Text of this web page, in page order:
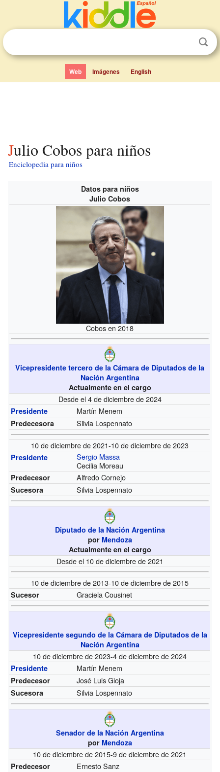
Web Imágenes English
Julio Cobos para niños
Enciclopedia para niños
Datos para niños
Julio Cobos
Cobos en 2018
Vicepresidente tercero de la Cámara de Diputados de la
Nación Argentina
Actualmente en el cargo
Desde el 4 de diciembre de 2024
Presidente Martín Menem
Predecesora Silvia Lospennato
10 de diciembre de 2021-10 de diciembre de 2023
Presidente
Sergio Massa
Cecilia Moreau
Predecesor Alfredo Cornejo
Sucesora Silvia Lospennato
Diputado de la Nación Argentina
por Mendoza
Actualmente en el cargo
Desde el 10 de diciembre de 2021
10 de diciembre de 2013-10 de diciembre de 2015
Sucesor Graciela Cousinet
Vicepresidente segundo de la Cámara de Diputados de la
Nación Argentina
10 de diciembre de 2023-4 de diciembre de 2024
Presidente Martín Menem
Predecesor José Luis Gioja
Sucesora Silvia Lospennato
Senador de la Nación Argentina
por Mendoza
10 de diciembre de 2015-9 de diciembre de 2021
Predecesor Ernesto Sanz